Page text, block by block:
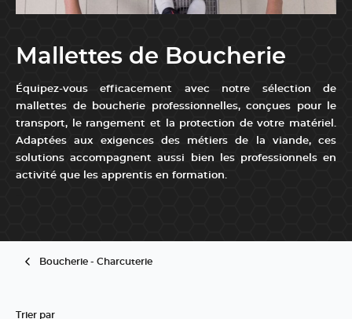
Mallettes de Boucherie
Équipez-vous efficacement avec notre sélection de
mallettes de boucherie professionnelles, conçues pour le
transport, le rangement et la protection de votre matériel.
Adaptées aux exigences des métiers de la viande, ces
solutions accompagnent aussi bien les professionnels en
activité que les apprentis en formation.
Boucherie - Charcuterie
Trier par